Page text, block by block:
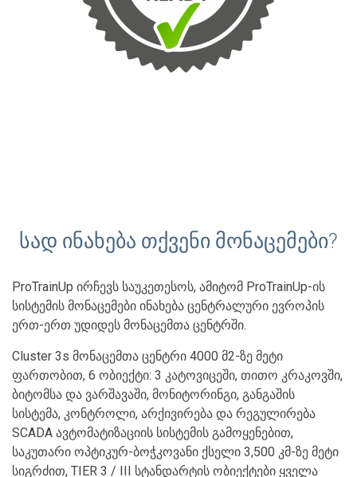
სად ინახება თქვენი მონაცემები?
ProTrainUp ირჩევს საუკეთესოს, ამიტომ ProTrainUp-ის
სისტემის მონაცემები ინახება ცენტრალური ევროპის
ერთ-ერთ უდიდეს მონაცემთა ცენტრში.
Cluster 3s მონაცემთა ცენტრი 4000 მ2-ზე მეტი
ფართობით, 6 ობიექტი: 3 კატოვიცეში, თითო კრაკოვში,
ბიტომსა და ვარშავაში, მონიტორინგი, განგაშის
სისტემა, კონტროლი, არქივირება და რეგულირება
SCADA ავტომატიზაციის სისტემის გამოყენებით,
საკუთარი ოპტიკურ-ბოჭკოვანი ქსელი 3,500 კმ-ზე მეტი
სიგრძით, TIER 3 / III სტანდარტის ობიექტები ყველა